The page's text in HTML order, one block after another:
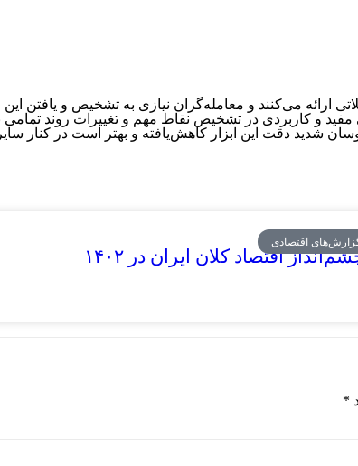
ارائه می‌کنند و معامله‌گران نیازی به تشخیص و یافتن این
مفید و کاربردی در تشخیص نقاط مهم و تغییرات روند
دقت این ابزار کاهش‌یافته و بهتر است در کنار سایر
اقتصادی
اقتصاد کلان ایران در ۱۴۰۲
*